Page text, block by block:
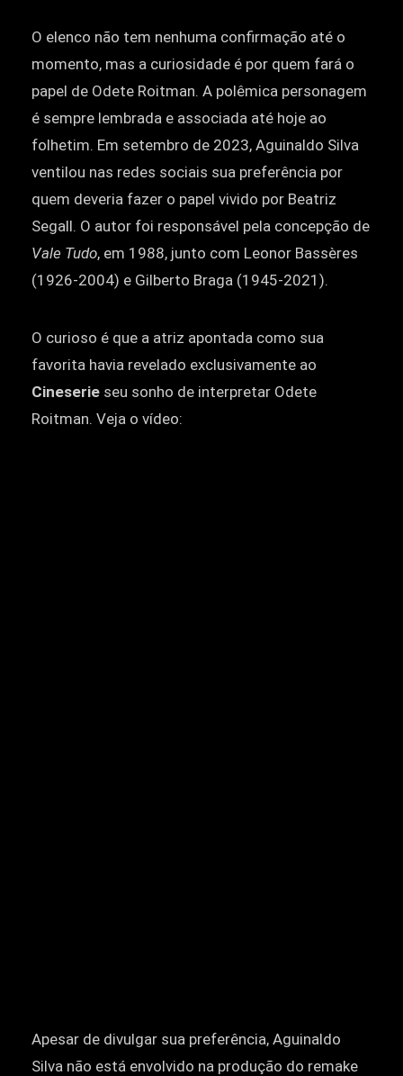
O elenco não tem nenhuma confirmação até o
momento, mas a curiosidade é por quem fará o
papel de Odete Roitman. A polêmica personagem
é sempre lembrada e associada até hoje ao
folhetim. Em setembro de 2023, Aguinaldo Silva
ventilou nas redes sociais sua preferência por
quem deveria fazer o papel vivido por Beatriz
Segall. O autor foi responsável pela concepção de
Vale Tudo, em 1988, junto com Leonor Bassères
(1926-2004) e Gilberto Braga (1945-2021).
O curioso é que a atriz apontada como sua
favorita havia revelado exclusivamente ao
Cineserie seu sonho de interpretar Odete
Roitman. Veja o vídeo:
Apesar de divulgar sua preferência, Aguinaldo
Silva não está envolvido na produção do remake